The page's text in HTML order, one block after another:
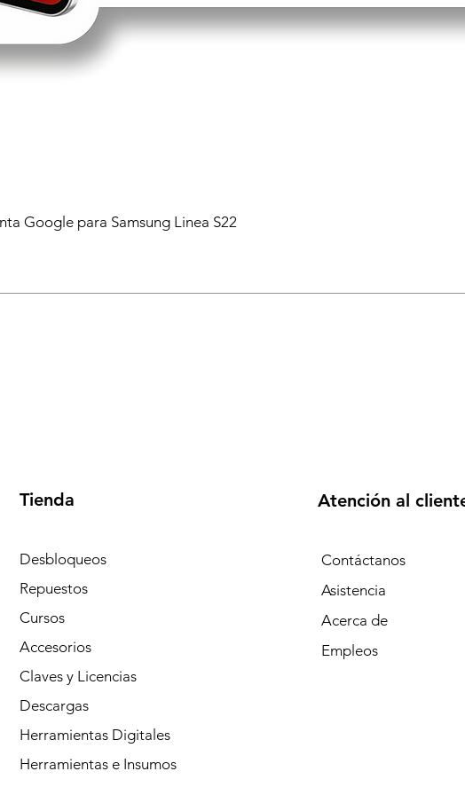
Google para Samsung Linea S22
Tienda
Desbloqueos
Repuestos
Cursos
Accesorios
Claves y Licencias
Descargas
Herramientas Digitales
Herramientas e Insumos
Atención al
Contáctanos
Asistencia
Acerca de
Empleos